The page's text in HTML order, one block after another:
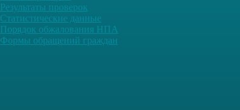
Результаты проверок
Статистические данные
Порядок обжалования НПА
Формы обращений граждан